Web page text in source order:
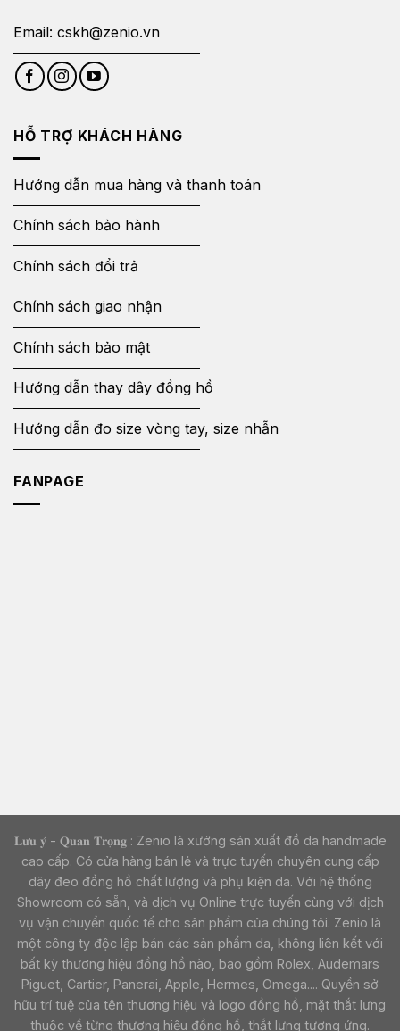
Email: cskh@zenio.vn
HỖ TRỢ KHÁCH HÀNG
Hướng dẫn mua hàng và thanh toán
Chính sách bảo hành
Chính sách đổi trả
Chính sách giao nhận
Chính sách bảo mật
Hướng dẫn thay dây đồng hồ
Hướng dẫn đo size vòng tay, size nhẫn
FANPAGE
𝐋𝐮̛𝐮 𝐲́ - 𝐐𝐮𝐚𝐧 𝐓𝐫𝐨̣𝐧𝐠 : Zenio là xưởng sản xuất đồ da handmade
cao cấp. Có cửa hàng bán lẻ và trực tuyến chuyên cung cấp
dây đeo đồng hồ chất lượng và phụ kiện da. Với hệ thống
Showroom có sẵn, và dịch vụ Online trực tuyến cùng với dịch
vụ vận chuyển quốc tế cho sản phẩm của chúng tôi. Zenio là
một công ty độc lập bán các sản phẩm da, không liên kết với
bất kỳ thương hiệu đồng hồ nào, bao gồm Rolex, Audemars
Piguet, Cartier, Panerai, Apple, Hermes, Omega.... Quyền sở
hữu trí tuệ của tên thương hiệu và logo đồng hồ, mặt thắt lưng
thuộc về từng thương hiệu đồng hồ, thắt lưng tương ứng.